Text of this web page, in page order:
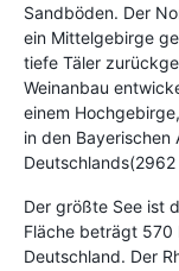
Sandböden. Der
ein Mittelgebirge
tiefe Täler
Weinanbau
einem
in den Bayerischen
Der größte See ist
Fläche beträgt 570
Deutschland. Der